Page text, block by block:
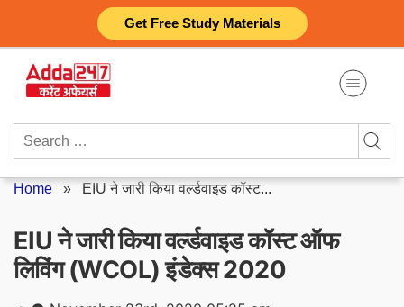
Get Free Study Materials
content
Search
Home » EIU ने जारी किया वर्ल्डवाइड कॉस्ट...
EIU ने जारी किया वर्ल्डवाइड कॉस्ट ऑफ
लिविंग (WCOL) इंडेक्स 2020
Posted